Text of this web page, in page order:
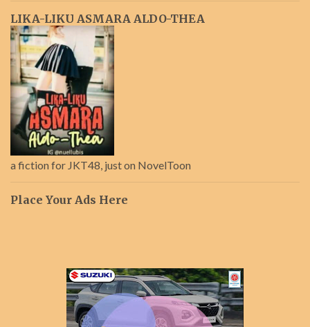
LIKA-LIKU ASMARA ALDO-THEA
a fiction for JKT48, just on NovelToon
Place Your Ads Here